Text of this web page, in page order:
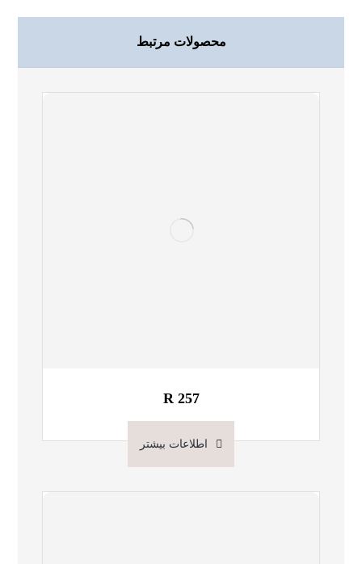
محصولات مرتبط
R 257
اطلاعات بیشتر